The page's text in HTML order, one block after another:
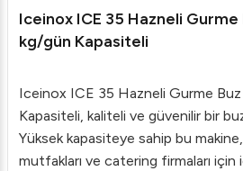
Iceinox ICE 35 Hazneli Gurme
kg/gün Kapasiteli
Iceinox ICE 35 Hazneli Gurme
Kapasiteli, kaliteli ve güvenilir bir
Yüksek kapasiteye sahip bu
mutfakları ve catering firmaları